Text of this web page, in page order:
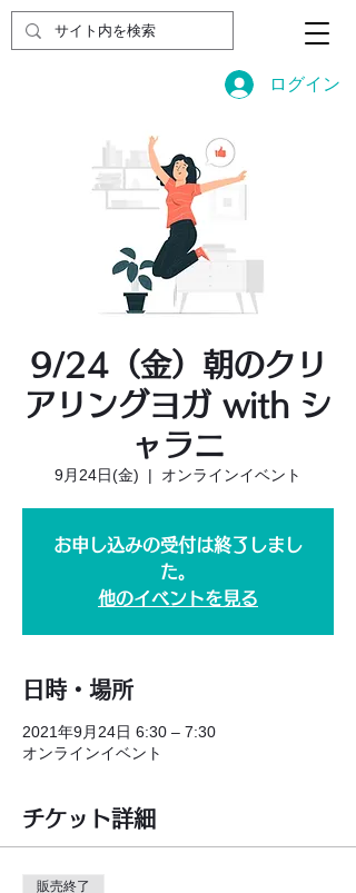
ログイン
9/24（金）朝のクリ
アリングヨガ with シ
ャラニ
9月24日(金)
  |
オンラインイベント
お申し込みの受付は終了しまし
た。
他のイベントを見る
日時・場所
2021年9月24日 6:30 – 7:30
オンラインイベント
チケット詳細
販売終了